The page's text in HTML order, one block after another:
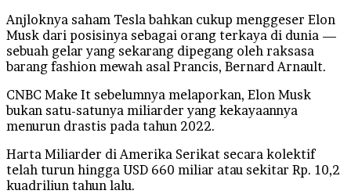
Anjloknya saham Tesla bahkan cukup menggeser Elon
Musk dari posisinya sebagai orang terkaya di dunia —
sebuah gelar yang sekarang dipegang oleh raksasa
barang fashion mewah asal Prancis, Bernard Arnault.
CNBC Make It sebelumnya melaporkan, Elon Musk
bukan satu-satunya miliarder yang kekayaannya
menurun drastis pada tahun 2022.
Harta Miliarder di Amerika Serikat secara kolektif
telah turun hingga USD 660 miliar atau sekitar Rp. 10,2
kuadriliun tahun lalu.